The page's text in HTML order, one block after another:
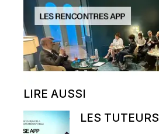
LIRE AUSSI
LES TUTEURS